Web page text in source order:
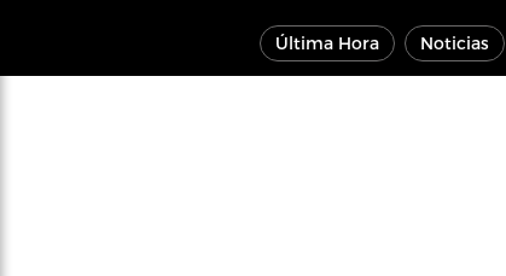
Última Hora Noticias